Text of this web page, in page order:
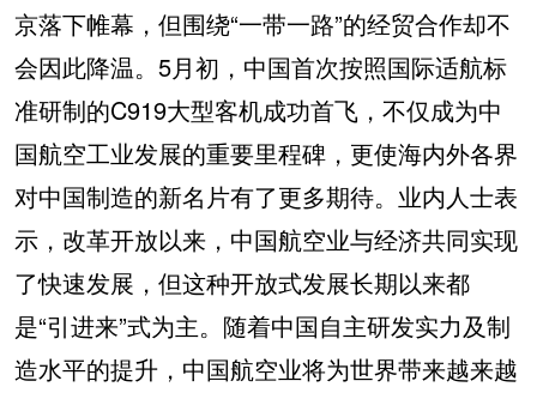
京落下帷幕，但围绕“一带一路”的经贸合作却不
会因此降温。5月初，中国首次按照国际适航标
准研制的C919大型客机成功首飞，不仅成为中
国航空工业发展的重要里程碑，更使海内外各界
对中国制造的新名片有了更多期待。业内人士表
示，改革开放以来，中国航空业与经济共同实现
了快速发展，但这种开放式发展长期以来都
是“引进来”式为主。随着中国自主研发实力及制
造水平的提升，中国航空业将为世界带来越来越